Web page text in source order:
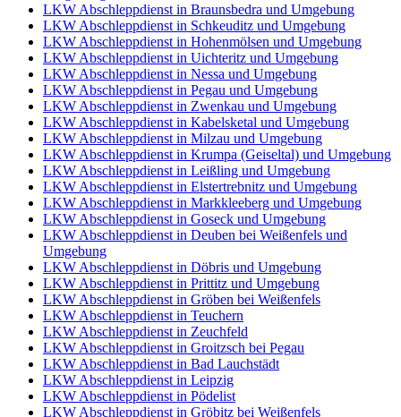
LKW Abschleppdienst in Braunsbedra und Umgebung
LKW Abschleppdienst in Schkeuditz und Umgebung
LKW Abschleppdienst in Hohenmölsen und Umgebung
LKW Abschleppdienst in Uichteritz und Umgebung
LKW Abschleppdienst in Nessa und Umgebung
LKW Abschleppdienst in Pegau und Umgebung
LKW Abschleppdienst in Zwenkau und Umgebung
LKW Abschleppdienst in Kabelsketal und Umgebung
LKW Abschleppdienst in Milzau und Umgebung
LKW Abschleppdienst in Krumpa (Geiseltal) und Umgebung
LKW Abschleppdienst in Leißling und Umgebung
LKW Abschleppdienst in Elstertrebnitz und Umgebung
LKW Abschleppdienst in Markkleeberg und Umgebung
LKW Abschleppdienst in Goseck und Umgebung
LKW Abschleppdienst in Deuben bei Weißenfels und
Umgebung
LKW Abschleppdienst in Döbris und Umgebung
LKW Abschleppdienst in Prittitz und Umgebung
LKW Abschleppdienst in Gröben bei Weißenfels
LKW Abschleppdienst in Teuchern
LKW Abschleppdienst in Zeuchfeld
LKW Abschleppdienst in Groitzsch bei Pegau
LKW Abschleppdienst in Bad Lauchstädt
LKW Abschleppdienst in Leipzig
LKW Abschleppdienst in Pödelist
LKW Abschleppdienst in Gröbitz bei Weißenfels